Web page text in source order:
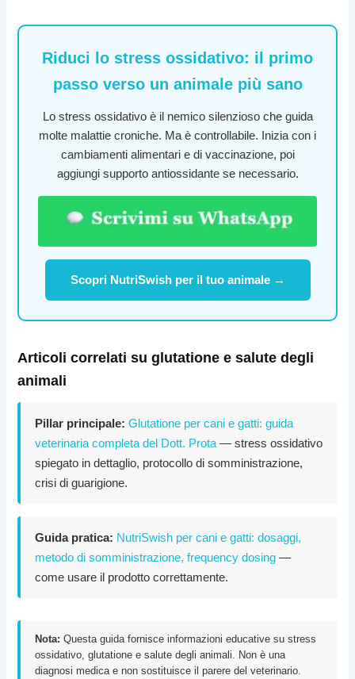
Riduci lo stress ossidativo: il primo
passo verso un animale più sano
Lo stress ossidativo è il nemico silenzioso che guida
molte malattie croniche. Ma è controllabile. Inizia con i
cambiamenti alimentari e di vaccinazione, poi
aggiungi supporto antiossidante se necessario.
Scopri NutriSwish per il tuo animale →
Articoli correlati su glutatione e salute degli
animali
Pillar principale: Glutatione per cani e gatti: guida
veterinaria completa del Dott. Prota — stress ossidativo
spiegato in dettaglio, protocollo di somministrazione,
crisi di guarigione.
Guida pratica: NutriSwish per cani e gatti: dosaggi,
metodo di somministrazione, frequency dosing —
come usare il prodotto correttamente.
Nota: Questa guida fornisce informazioni educative su stress
ossidativo, glutatione e salute degli animali. Non è una
diagnosi medica e non sostituisce il parere del veterinario.